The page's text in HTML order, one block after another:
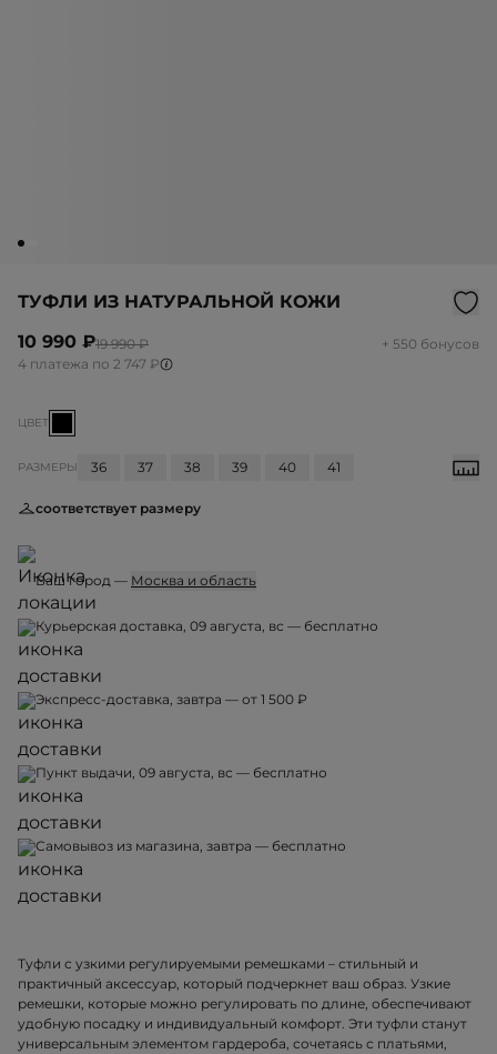
ТУФЛИ ИЗ НАТУРАЛЬНОЙ КОЖИ
10 990 ₽19 990 ₽
+ 550 бонусов
4 платежа по 2 747 ₽
ЦВЕТ
РАЗМЕРЫ 36 37 38 39 40 41
соответствует размеру
Ваш город — Москва и область
Курьерская доставка, 09 августа, вс — бесплатно
Экспресс-доставка, завтра — от 1 500 ₽
Пункт выдачи, 09 августа, вс — бесплатно
Самовывоз из магазина, завтра — бесплатно
Туфли с узкими регулируемыми ремешками – стильный и
практичный аксессуар, который подчеркнет ваш образ. Узкие
ремешки, которые можно регулировать по длине, обеспечивают
удобную посадку и индивидуальный комфорт. Эти туфли станут
универсальным элементом гардероба, сочетаясь с платьями,